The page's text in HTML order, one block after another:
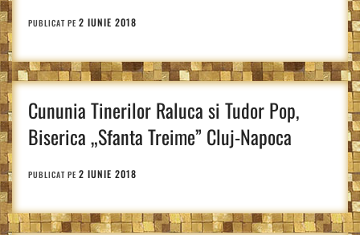
PUBLICAT PE 2 IUNIE 2018
Cununia Tinerilor Raluca si Tudor Pop,
Biserica „Sfanta Treime” Cluj-Napoca
PUBLICAT PE 2 IUNIE 2018